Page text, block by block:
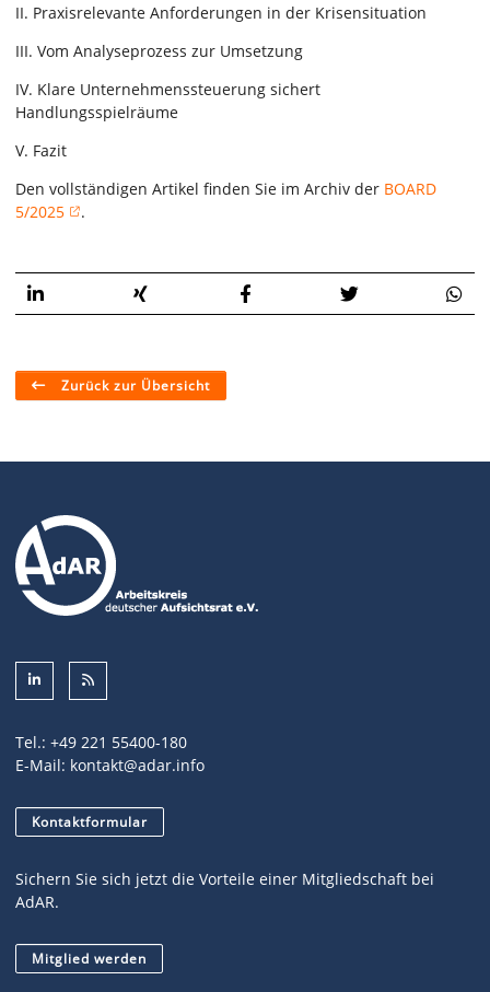
II. Praxisrelevante Anforderungen in der Krisensituation
III. Vom Analyseprozess zur Umsetzung
IV. Klare Unternehmenssteuerung sichert
Handlungsspielräume
V. Fazit
Den vollständigen Artikel finden Sie im Archiv der BOARD
5/2025
.
Zurück zur Übersicht
Tel.: +49 221 55400-180
E-Mail: kontakt@adar.info
Kontaktformular
Sichern Sie sich jetzt die Vorteile einer Mitgliedschaft bei
AdAR.
Mitglied werden